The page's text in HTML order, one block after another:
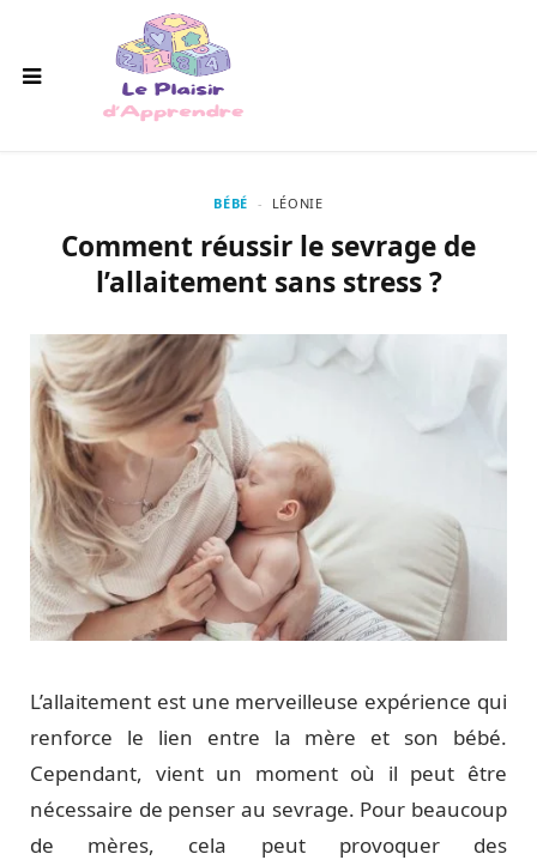
BÉBÉ LÉONIE
Comment réussir le sevrage de
l’allaitement sans stress ?
L’allaitement est une merveilleuse expérience qui
renforce le lien entre la mère et son bébé.
Cependant, vient un moment où il peut être
nécessaire de penser au sevrage. Pour beaucoup
de mères, cela peut provoquer des